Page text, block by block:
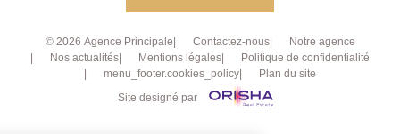
© 2026 Agence Principale Contactez-nous
Notre agence
Nos actualités
Mentions légales
Politique de confidentialité
menu_footer.cookies_policy
Plan du site
Site designé par